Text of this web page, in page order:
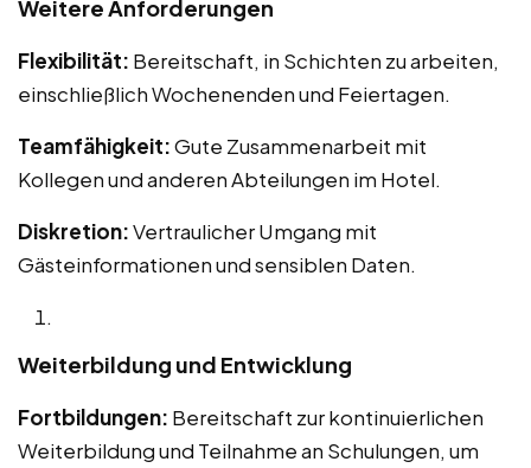
Weitere Anforderungen
Flexibilität: Bereitschaft, in Schichten zu arbeiten,
einschließlich Wochenenden und Feiertagen.
Teamfähigkeit:Gute Zusammenarbeit mit
Kollegen und anderen Abteilungen im Hotel.
Diskretion:Vertraulicher Umgang mit
Gästeinformationen und sensiblen Daten.
Weiterbildung und Entwicklung
Fortbildungen: Bereitschaft zur kontinuierlichen
Weiterbildung und Teilnahme an Schulungen, um